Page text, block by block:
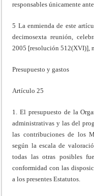
responsables únicamente
5 La enmienda de este
decimosexta reunión,
2005 [resolución 512(XVI)],
Presupuesto y gastos
Artículo 25
1. El presupuesto de la
administrativas y las del
las contribuciones de los
según la escala de
todas las otras posibles
conformidad con las
a los presentes Estatutos.